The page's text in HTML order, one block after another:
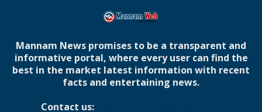
Mannam News promises to be a transparent and
informative portal, where every user can find the
best in the market latest information with recent
facts and entertaining news.
Contact us: